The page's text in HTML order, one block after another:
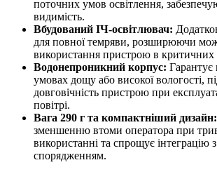
поточних умов освітлення,
видимість.
Вбудований ІЧ-освітлювач:
для повної темряви, розширюючи
використання пристрою в критичних
Водонепроникний корпус: Гарантує
умовах дощу або високої вологості,
довговічність пристрою при
повітрі.
Вага 290 г та компактніший дизайн:
зменшенню втоми оператора при
використанні та спрощує інтеграцію
спорядженням.